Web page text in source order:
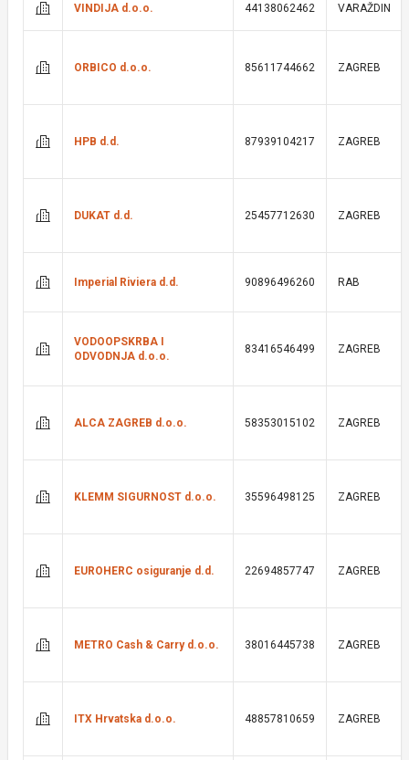
VINDIJA d.o.o. 44138062462 VARAŽDIN
ORBICO d.o.o. 85611744662 ZAGREB
HPB d.d. 87939104217 ZAGREB
DUKAT d.d. 25457712630 ZAGREB
Imperial Riviera d.d. 90896496260 RAB
VODOOPSKRBA I
ODVODNJA d.o.o.
83416546499 ZAGREB
ALCA ZAGREB d.o.o. 58353015102 ZAGREB
KLEMM SIGURNOST d.o.o. 35596498125 ZAGREB
EUROHERC osiguranje d.d. 22694857747 ZAGREB
METRO Cash & Carry d.o.o. 38016445738 ZAGREB
ITX Hrvatska d.o.o. 48857810659 ZAGREB